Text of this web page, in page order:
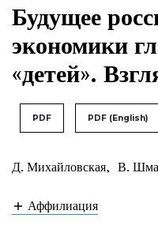
Будущее
экономики
«детей».
PDF PDF (English)
Д. Михайловская, В.
Аффилиация